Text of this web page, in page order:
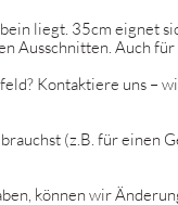
liegt. 35cm
Ausschnitten. Auch
Kontaktiere uns
(z.B. für einen
können wir